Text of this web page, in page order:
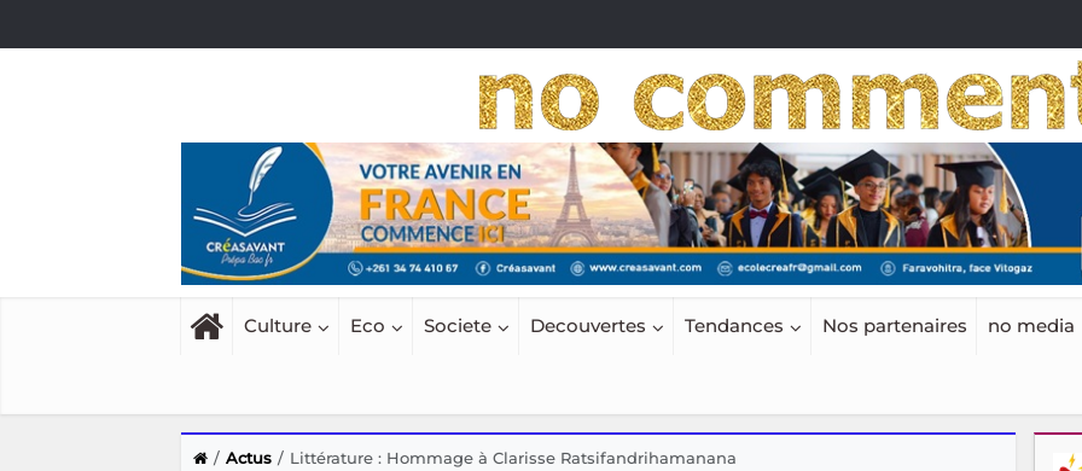
Culture Eco Societe Decouvertes Tendances Nos partenaires no media
Actus Littérature : Hommage à Clarisse Ratsifandrihamanana